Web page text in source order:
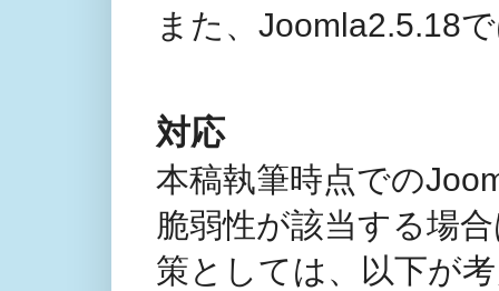
また、Joomla2.5.18
対応
本稿執筆時点での
脆弱性が該当する場
策としては、以下が